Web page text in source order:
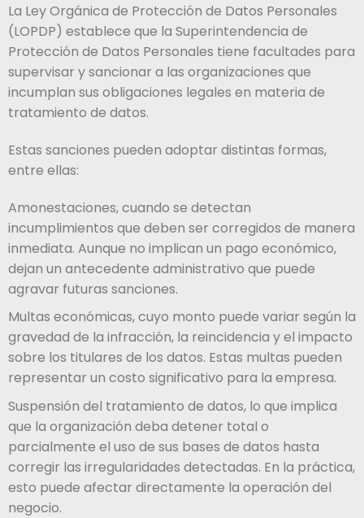
La Ley Orgánica de Protección de Datos Personales
(LOPDP) establece que la Superintendencia de
Protección de Datos Personales tiene facultades para
supervisar y sancionar a las organizaciones que
incumplan sus obligaciones legales en materia de
tratamiento de datos.
Estas sanciones pueden adoptar distintas formas,
entre ellas:
Amonestaciones, cuando se detectan
incumplimientos que deben ser corregidos de manera
inmediata. Aunque no implican un pago económico,
dejan un antecedente administrativo que puede
agravar futuras sanciones.
Multas económicas, cuyo monto puede variar según la
gravedad de la infracción, la reincidencia y el impacto
sobre los titulares de los datos. Estas multas pueden
representar un costo significativo para la empresa.
Suspensión del tratamiento de datos, lo que implica
que la organización deba detener total o
parcialmente el uso de sus bases de datos hasta
corregir las irregularidades detectadas. En la práctica,
esto puede afectar directamente la operación del
negocio.